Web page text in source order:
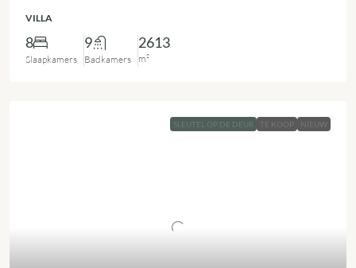
VILLA
8
Slaapkamers
9
Badkamers
2613
m²
SLEUTEL OP DE DEUR TE KOOP NIEUW